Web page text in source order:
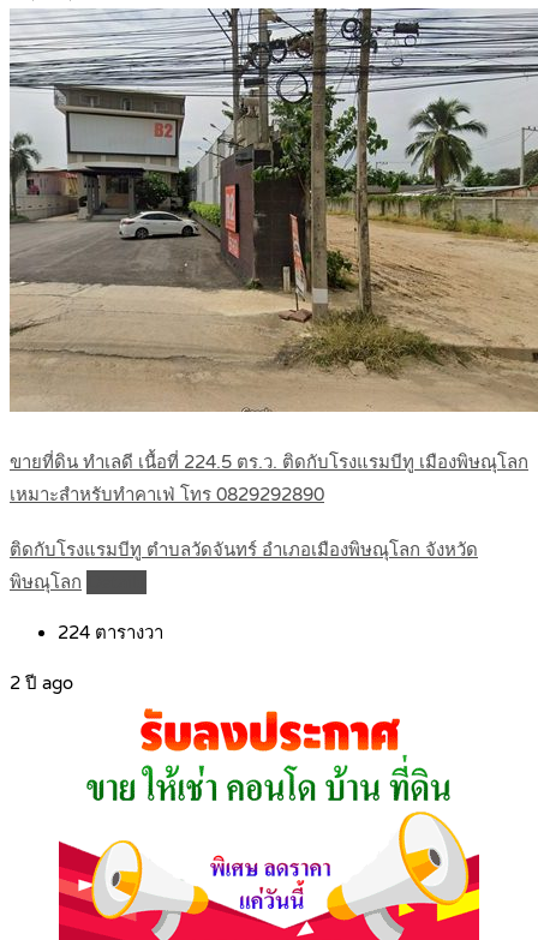
ขายที่ดิน ทำเลดี เนื้อที่ 224.5 ตร.ว. ติดกับโรงแรมบีทู เมืองพิษณุโลก
เหมาะสำหรับทำคาเฟ่ โทร 0829292890
ติดกับโรงแรมบีทู ตำบลวัดจันทร์ อำเภอเมืองพิษณุโลก จังหวัด
พิษณุโลก
224 ตารางวา
2 ปี ago